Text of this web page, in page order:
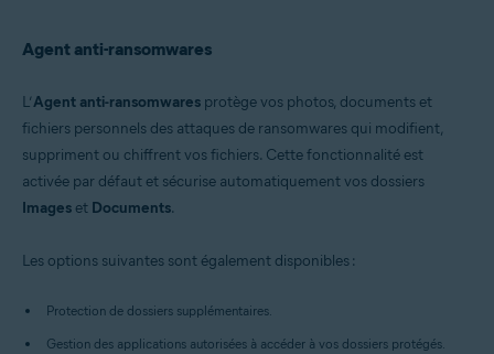
Agent anti-ransomwares
L’Agent anti-ransomwares protège vos photos, documents et
fichiers personnels des attaques de ransomwares qui modifient,
suppriment ou chiffrent vos fichiers. Cette fonctionnalité est
activée par défaut et sécurise automatiquement vos dossiers
Images et Documents.
Les options suivantes sont également disponibles :
Protection de dossiers supplémentaires.
Gestion des applications autorisées à accéder à vos dossiers protégés.